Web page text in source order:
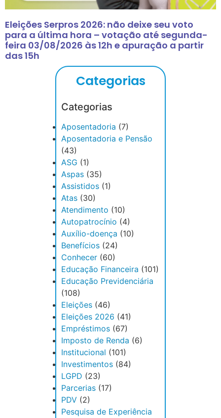
Eleições Serpros 2026: não deixe seu voto
para a última hora – votação até segunda-
feira 03/08/2026 às 12h e apuração a partir
das 15h
Categorias
Categorias
Aposentadoria (7)
Aposentadoria e Pensão
(43)
ASG (1)
Aspas (35)
Assistidos (1)
Atas (30)
Atendimento (10)
Autopatrocínio (4)
Auxílio-doença (10)
Benefícios (24)
Conhecer (60)
Educação Financeira (101)
Educação Previdenciária
(108)
Eleições (46)
Eleições 2026 (41)
Empréstimos (67)
Imposto de Renda (6)
Institucional (101)
Investimentos (84)
LGPD (23)
Parcerias (17)
PDV (2)
Pesquisa de Experiência